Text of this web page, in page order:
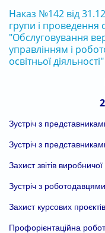
Наказ №142 від
групи і
"Обслуговування
управлінням і
освітньої діяльності"
Зустріч з
Зустріч з
Захист звітів
Зустріч з роботодавцями
Захист курсових проєктів
Профорієнтаційна